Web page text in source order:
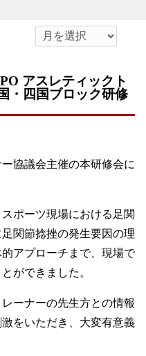
アスレティックト
・四国ブロック研修
協議会主催の本研修会に
ポーツ現場における足関
関節捻挫の発生要因の理
アプローチまで、現場で
ができました。
ーナーの先生方との情報
をいただき、大変有意義